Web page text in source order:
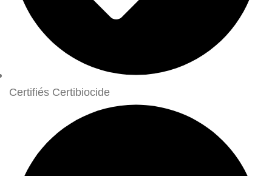
Certifiés Certibiocide